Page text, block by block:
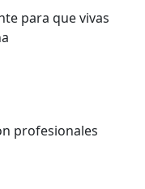
para que vivas
profesionales